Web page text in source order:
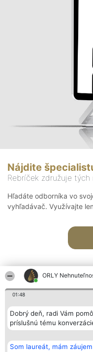
ORLY
01:48
Dobrý deň, radi Vám
príslušnú tému
Som laureát, mám
Nájdite
Rebríček združuje
Hľadáte odborníka vo
vyhľadávač. Využívajte
Organizátor hodnotenia
Bright Side Solutions sp. z o.
o. sp. k.
Wrocław 50-079
KRS 0000749100 | Regon